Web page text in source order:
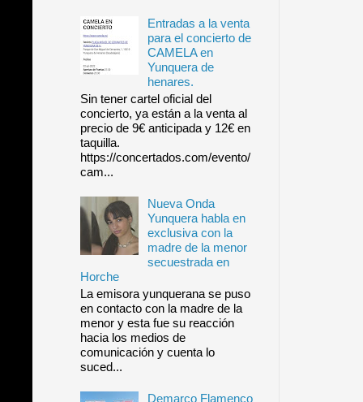
Entradas a la venta
para el concierto de
CAMELA en
Yunquera de
henares.
Sin tener cartel oficial del
concierto, ya están a la venta al
precio de 9€ anticipada y 12€ en
taquilla.
https://concertados.com/evento/
cam...
Nueva Onda
Yunquera habla en
exclusiva con la
madre de la menor
secuestrada en
Horche
La emisora yunquerana se puso
en contacto con la madre de la
menor y esta fue su reacción
hacia los medios de
comunicación y cuenta lo
suced...
Demarco Flamenco